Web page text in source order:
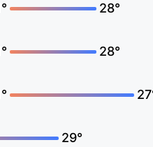
28°
28°
29°